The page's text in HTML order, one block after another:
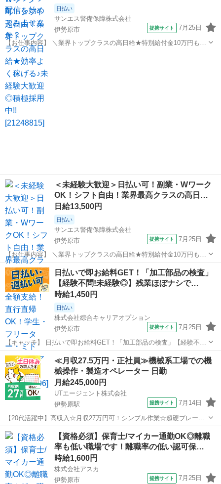
日払い
サンエス警備保障株式会社
伊勢原市
提携サイト 7月25日
【お仕事内容】 ＼業界トップクラスの高日給★特別給付金10万円も！
日払い可＆シフト自由／ とにかく日給が良い！！高日給で安心・安定
の暮らし♪月収30万円以上も可能！ ▼おシゴトの内容はとってもカン
タン！ 人や車の誘導・案内...
神奈川 伊勢原市
＜未経験大歓迎＞日払い可！副業・Wワーク
OK！シフト自由！業界最高クラスの高日…
日給13,500円
日払い
サンエス警備保障株式会社
伊勢原市
提携サイト 7月25日
【お仕事内容】 ＼業界トップクラスの高日給★特別給付金10万円も！
日払い可＆シフト自由／ とにかく日給が良い！！高日給で安心・安定
の暮らし♪月収30万円以上も可能！ ▼おシゴトの内容はとってもカン
タン！ 人や車の誘導・案内...
神奈川 伊勢原市 警備員
日払いで即お給料GET！「加工部品の検査」
【経験不問!未経験◎】残業ほぼナシで…
時給1,450円
日払い
株式会社綜合キャリアオプション
伊勢原市
提携サイト 7月25日
【キャッチ】 日払いで即お給料GET！「加工部品の検査」【経験不問!
未経験◎】残業ほぼナシでプラ充!高収入でしっかり稼ぐ!高時給1450
円！ 【コメント】 製造のお仕事が豊富★未経験で働いてみたい方も大
歓迎！ 「未経験だ...
神奈川 伊勢原市 仕分け
≪月収27.5万円・正社員≫機械系工場での機
械操作・製造オペレーター 日勤
月給245,000円
UTエージェント株式会社
伊勢原駅
提携サイト 7月14日
【20代活躍中】高収入☆月収27万円可！シンプル作業☆超硬プレート
の加工オペレーター！日勤×土日休み◎《JTWF1C》 詳細情報 ＼超硬
プレートの加工オペレーター！／ 未経験の方歓迎！ シンプルな繰り返
し作業がメインです...
神奈川 伊勢原市 伊勢原駅 その他
【資格必須】保育士/マイカー通勤OK◎離職
率も低い職場です！離職率の低い認可保…
時給1,600円
株式会社アスカ
伊勢原市
提携サイト 7月25日